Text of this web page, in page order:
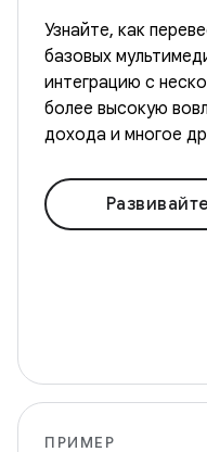
Узнайте, как
базовых
интеграцию с
более высокую
дохода и многое
ПРИМЕР